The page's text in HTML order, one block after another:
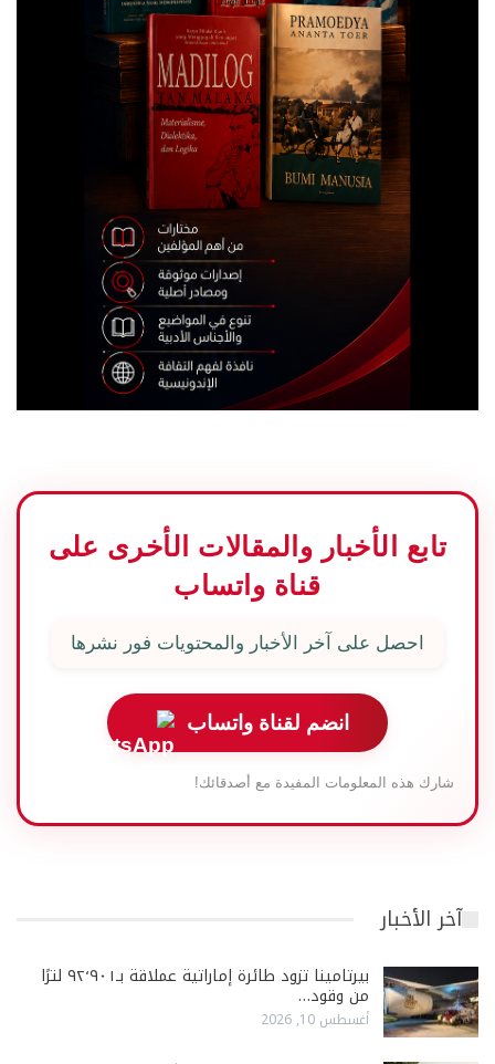
تابع الأخبار والمقالات الأخرى على
قناة واتساب
احصل على آخر الأخبار والمحتويات فور نشرها
انضم لقناة واتساب
شارك هذه المعلومات المفيدة مع أصدقائك!
آخر الأخبار
بيرتامينا تزود طائرة إماراتية عملاقة بـ٩٢٬٩٠١ لترًا
من وقود…
أغسطس 10, 2026